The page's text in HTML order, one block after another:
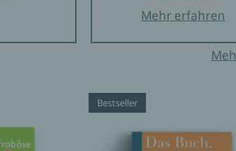
Mehr erfahren
Bestseller